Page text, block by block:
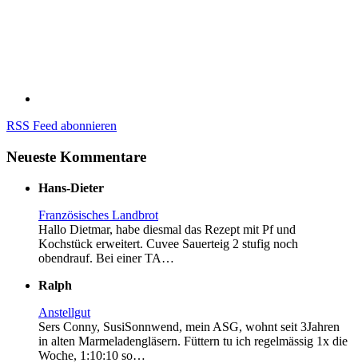
RSS Feed abonnieren
Neueste Kommentare
Hans-Dieter
Französisches Landbrot
Hallo Dietmar, habe diesmal das Rezept mit Pf und
Kochstück erweitert. Cuvee Sauerteig 2 stufig noch
obendrauf. Bei einer TA…
Ralph
Anstellgut
Sers Conny, SusiSonnwend, mein ASG, wohnt seit 3Jahren
in alten Marmeladengläsern. Füttern tu ich regelmässig 1x die
Woche, 1:10:10 so…